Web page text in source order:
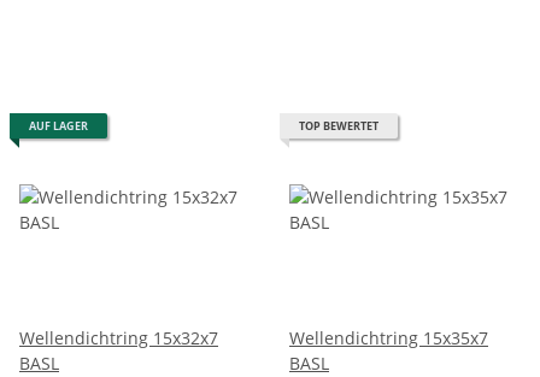
AUF LAGER
Wellendichtring 15x32x7
BASL
TOP BEWERTET
Wellendichtring 15x35x7
BASL